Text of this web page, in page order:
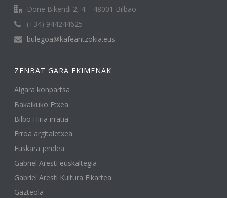
Done Bikendi 2, 4. - 48001 Bilbao
(+34) 944244625
bulegoa@kafeantzokia.eus
ZENBAT GARA EKIMENAK
Algara konpartsa
Bakaikuko Etxea
Bilbo Hiria irratia
Erroa argitaletxea
Euskara jendea
Gabriel Aresti euskaltegia
Gabriel Aresti Kultura Elkartea
Gazteola